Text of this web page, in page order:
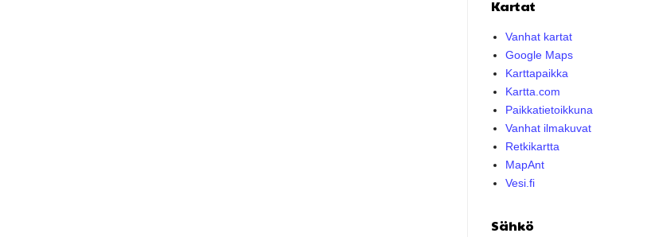
Kartat
Vanhat kartat
Google Maps
Karttapaikka
Kartta.com
Paikkatietoikkuna
Vanhat ilmakuvat
Retkikartta
MapAnt
Vesi.fi
Sähkö